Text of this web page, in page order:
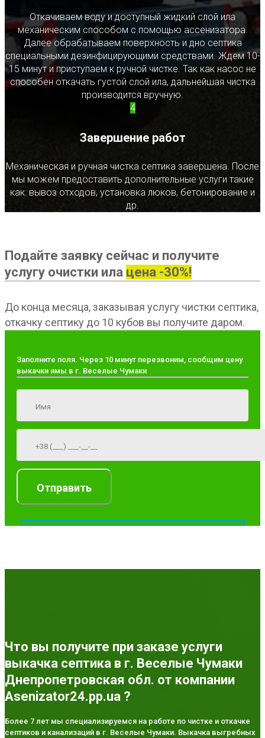
Откачиваем воду и доступный жидкий слой ила
механическим способом с помощью ассенизатора.
Далее обрабатываем поверхность и дно септика
специальными дезинфицирующими средствами. Ждем 10-
15 минут и приступаем к ручной чистке. Так как насос не
способен откачать густой слой ила, дальнейшая чистка
производится вручную.
4
Завершение работ
Механическая и ручная чистка септика завершена. После
мы можем предоставить дополнительные услуги такие
как: вывоз отходов, установка люков, бетонирование и
др.
Подайте заявку сейчас и получите
услугу очистки ила цена -30%!
До конца месяца, заказывая услугу чистки септика,
откачку септику до 10 кубов вы получите даром.
Заполните поля. Через 10 минут перезвоним, сообщим цену
выкачки ямы в г. Веселые Чумаки
Что вы получите при заказе услуги
выкачка септика в г. Веселые Чумаки
Днепропетровская обл. от компании
Asenizator24.pp.ua ?
Более 7 лет мы специализируемся на работе по чистке и откачке
септиков и канализаций в г. Веселые Чумаки. Выкачка выгребных